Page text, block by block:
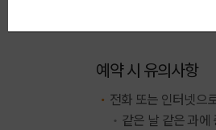
예약 시 유의사항
전화 또는 인터넷으
같은 날 같은 과